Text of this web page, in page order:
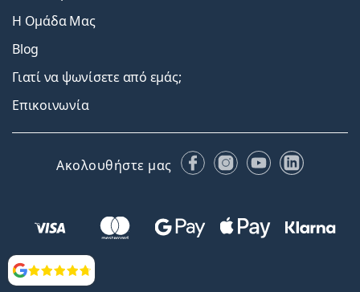
Αξιολογήσεις
Η Ομάδα Μας
Blog
Γιατί να ψωνίσετε από εμάς;
Επικοινωνία
Ακολουθήστε μας FacebookInstagram
YouTubeLinkedIn